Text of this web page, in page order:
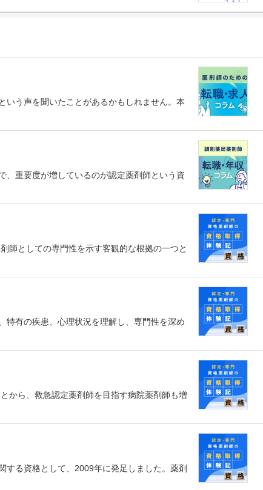
いう声を聞いたことがあるかもしれません。本
、重要度が増しているのが認定薬剤師という資
師としての専門性を示す客観的な根拠の一つと
特有の疾患、心理状況を理解し、専門性を深め
から、救急認定薬剤師を目指す病院薬剤師も増
る資格として、2009年に発足しました。薬剤